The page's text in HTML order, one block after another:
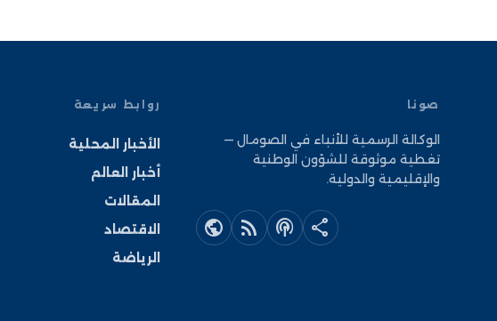
صونا
الوكالة الرسمية للأنباء في الصومال —
تغطية موثوقة للشؤون الوطنية
والإقليمية والدولية.
public rss_feed podcasts share
روابط سريعة
الأخبار المحلية
أخبار العالم
المقالات
الاقتصاد
الرياضة